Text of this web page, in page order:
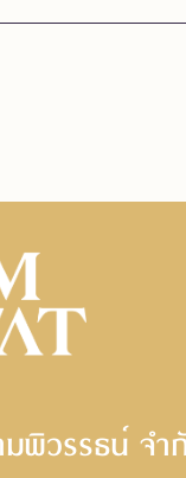
พิวรรธน์ จํา